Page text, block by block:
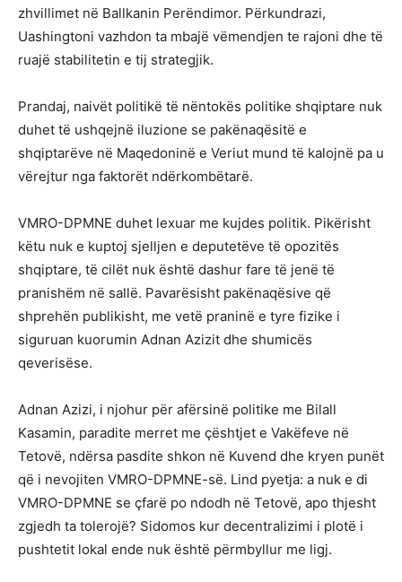
zhvillimet në Ballkanin Perëndimor. Përkundrazi,
Uashingtoni vazhdon ta mbajë vëmendjen te rajoni dhe të
ruajë stabilitetin e tij strategjik.
Prandaj, naivët politikë të nëntokës politike shqiptare nuk
duhet të ushqejnë iluzione se pakënaqësitë e
shqiptarëve në Maqedoninë e Veriut mund të kalojnë pa u
vërejtur nga faktorët ndërkombëtarë.
VMRO-DPMNE duhet lexuar me kujdes politik. Pikërisht
këtu nuk e kuptoj sjelljen e deputetëve të opozitës
shqiptare, të cilët nuk është dashur fare të jenë të
pranishëm në sallë. Pavarësisht pakënaqësive që
shprehën publikisht, me vetë praninë e tyre fizike i
siguruan kuorumin Adnan Azizit dhe shumicës
qeverisëse.
Adnan Azizi, i njohur për afërsinë politike me Bilall
Kasamin, paradite merret me çështjet e Vakëfeve në
Tetovë, ndërsa pasdite shkon në Kuvend dhe kryen punët
që i nevojiten VMRO-DPMNE-së. Lind pyetja: a nuk e di
VMRO-DPMNE se çfarë po ndodh në Tetovë, apo thjesht
zgjedh ta tolerojë? Sidomos kur decentralizimi i plotë i
pushtetit lokal ende nuk është përmbyllur me ligj.